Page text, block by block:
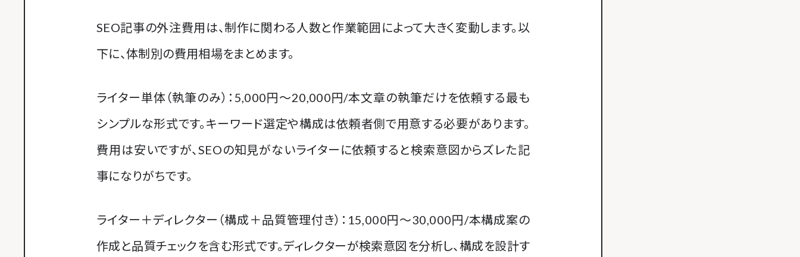
SEO記事の外注費用は、制作に関わる人数と作業範囲によって大きく変動します。以
下に、体制別の費用相場をまとめます。
ライター単体（執筆のみ）：5,000円〜20,000円/本文章の執筆だけを依頼する最も
シンプルな形式です。キーワード選定や構成は依頼者側で用意する必要があります。
費用は安いですが、SEOの知見がないライターに依頼すると検索意図からズレた記
事になりがちです。
ライター＋ディレクター（構成＋品質管理付き）：15,000円〜30,000円/本構成案の
作成と品質チェックを含む形式です。ディレクターが検索意図を分析し、構成を設計す